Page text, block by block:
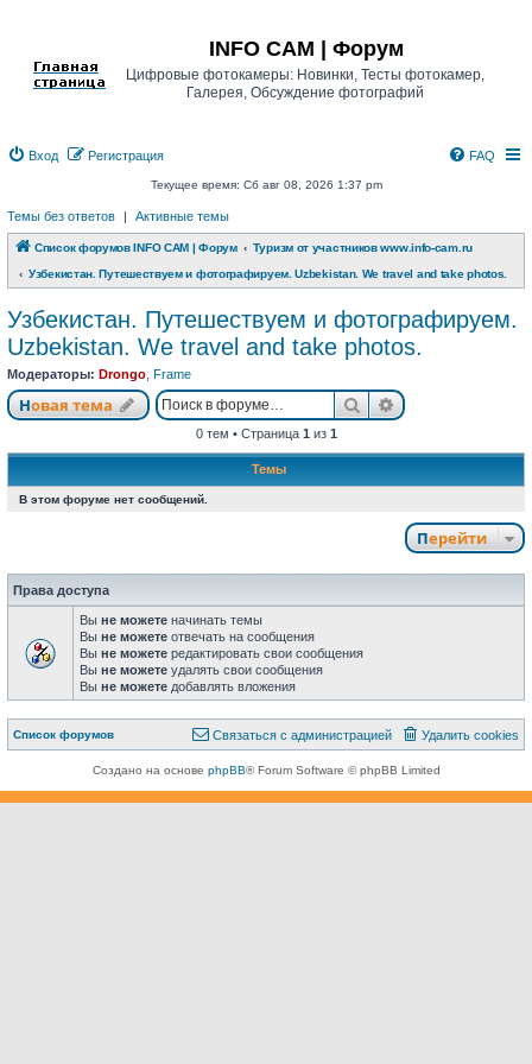
INFO CAM | Форум
Цифровые фотокамеры: Новинки, Тесты фотокамер,
Галерея, Обсуждение фотографий
Вход Регистрация FAQ
Текущее время: Сб авг 08, 2026 1:37 pm
Темы без ответов | Активные темы
Список форумов INFO CAM | Форум
Туризм от участников www.info-cam.ru
Узбекистан. Путешествуем и фотографируем. Uzbekistan. We travel and take photos.
Узбекистан. Путешествуем и фотографируем.
Uzbekistan. We travel and take photos.
Модераторы: Drongo Frame
Новая тема
Новая тема ПоискРасширенный
0 тем • Страница 1 из 1
Темы
В этом форуме нет сообщений.
Перейти
Права доступа
Вы не можете начинать темы
Вы не можете отвечать на сообщения
Вы не можете редактировать свои сообщения
Вы не можете удалять свои сообщения
Вы не можете добавлять вложения
Список форумов Удалить cookies
Связаться с
Связаться с администрацией
Создано на основе phpBB® Forum Software © phpBB Limited